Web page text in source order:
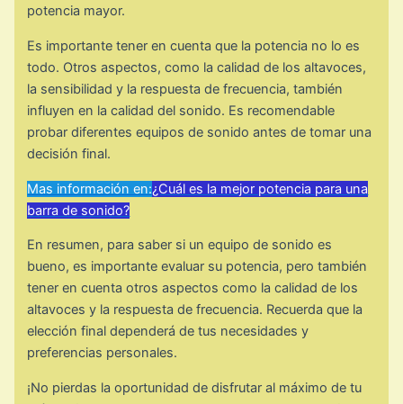
potencia mayor.
Es importante tener en cuenta que la potencia no lo es
todo. Otros aspectos, como la calidad de los altavoces,
la sensibilidad y la respuesta de frecuencia, también
influyen en la calidad del sonido. Es recomendable
probar diferentes equipos de sonido antes de tomar una
decisión final.
Mas información en:¿Cuál es la mejor potencia para una
barra de sonido?
En resumen, para saber si un equipo de sonido es
bueno, es importante evaluar su potencia, pero también
tener en cuenta otros aspectos como la calidad de los
altavoces y la respuesta de frecuencia. Recuerda que la
elección final dependerá de tus necesidades y
preferencias personales.
¡No pierdas la oportunidad de disfrutar al máximo de tu